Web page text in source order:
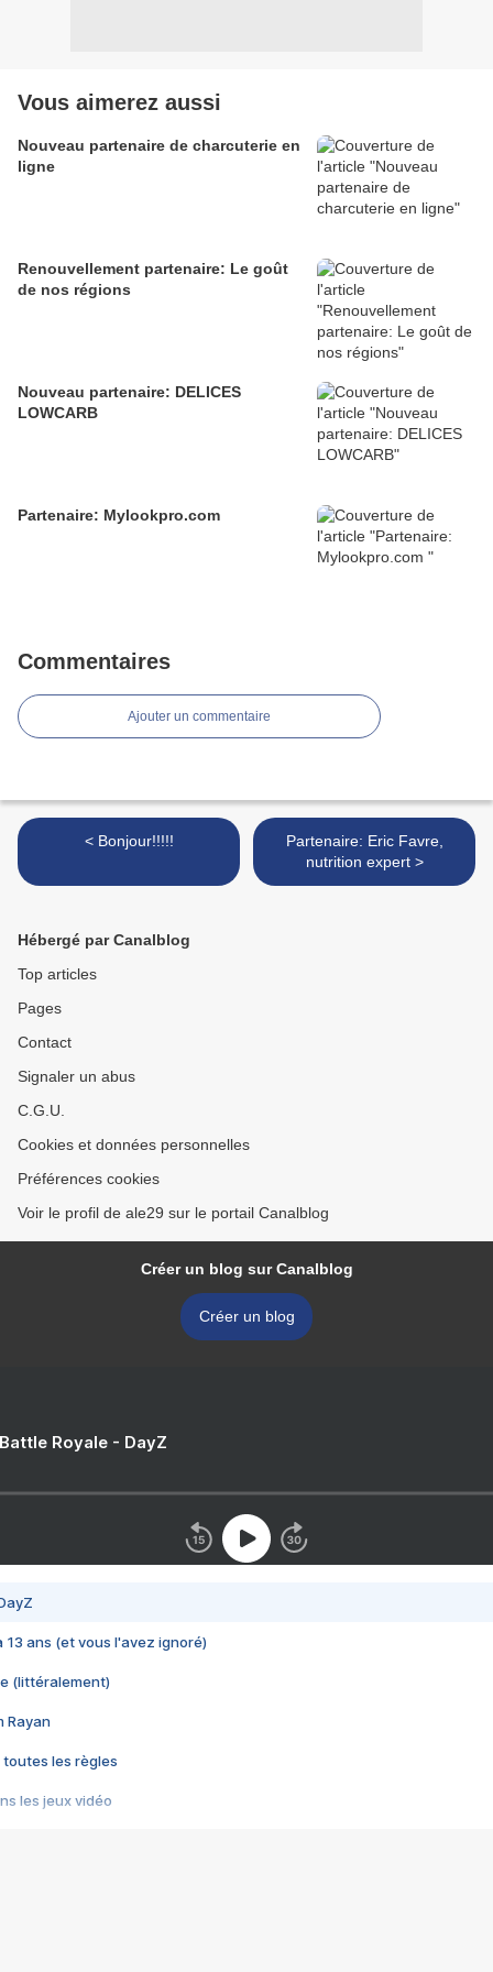
Vous aimerez aussi
Nouveau partenaire de charcuterie en
ligne
Renouvellement partenaire: Le goût
de nos régions
Nouveau partenaire: DELICES
LOWCARB
Partenaire: Mylookpro.com
Commentaires
Ajouter un commentaire
< Bonjour!!!!!
Partenaire: Eric Favre,
nutrition expert >
Hébergé par Canalblog
Top articles
Pages
Contact
Signaler un abus
C.G.U.
Cookies et données personnelles
Préférences cookies
Voir le profil de ale29 sur le portail Canalblog
Créer un blog sur Canalblog
Créer un blog
Royale - DayZ
13 ans (et vous l'avez ignoré)
(littéralement)
Rayan
toutes les règles
les jeux vidéo